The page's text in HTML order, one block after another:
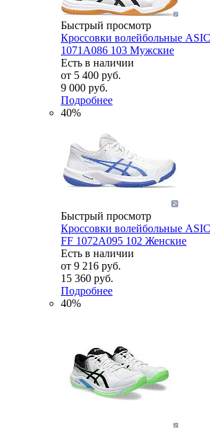
Быстрый просмотр
Кроссовки волейбольные
1071A086 103 Мужские
Есть в наличии
от 5 400 руб.
9 000 руб.
Подробнее
40%
Быстрый просмотр
Кроссовки волейбольные
FF 1072A095 102 Женские
Есть в наличии
от 9 216 руб.
15 360 руб.
Подробнее
40%